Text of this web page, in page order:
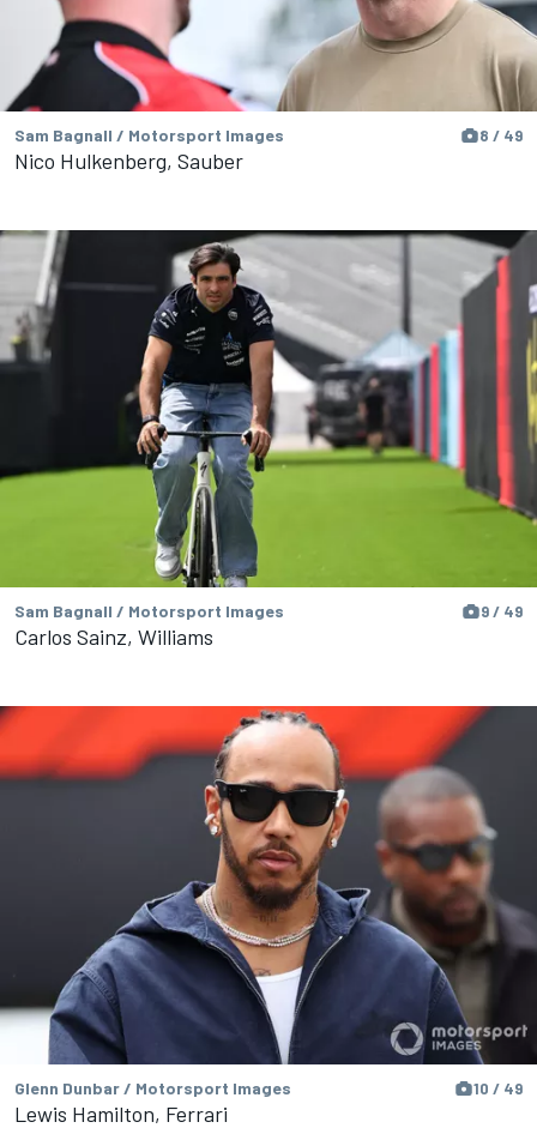
Sam Bagnall / Motorsport Images 8 / 49
Nico Hulkenberg, Sauber
Sam Bagnall / Motorsport Images 9 / 49
Carlos Sainz, Williams
Glenn Dunbar / Motorsport Images 10 / 49
Lewis Hamilton, Ferrari